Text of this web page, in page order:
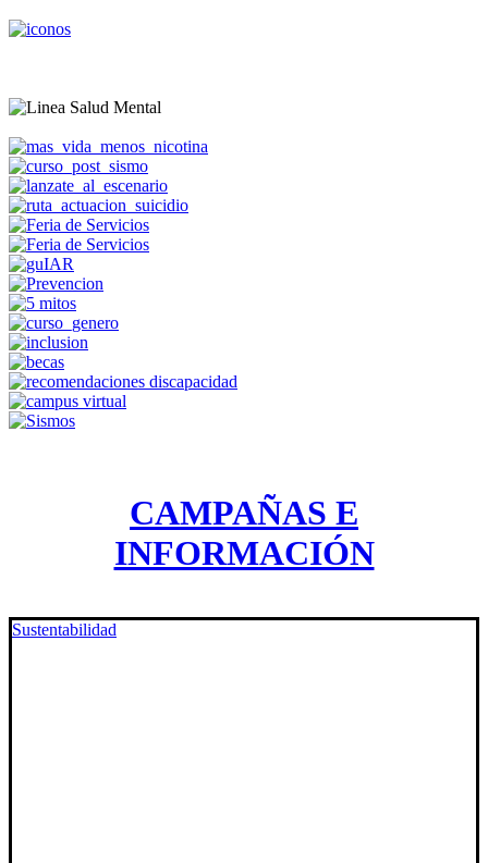
CAMPAÑAS E
INFORMACIÓN
Sustentabilidad